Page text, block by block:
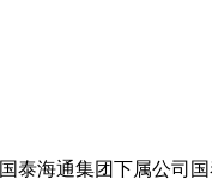
国泰海通集团下属公司